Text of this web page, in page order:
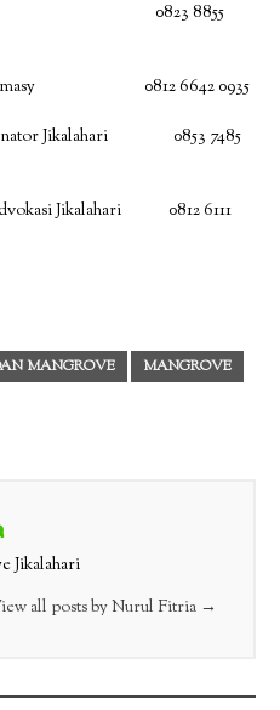
BDPN, 0823 8855
Keslimasy 0812 6642 0935
Jikalahari 0853 7485
Jikalahari 0812 6111
MANGROVE
MANGROVE
Jikalahari
all posts by Nurul Fitria →